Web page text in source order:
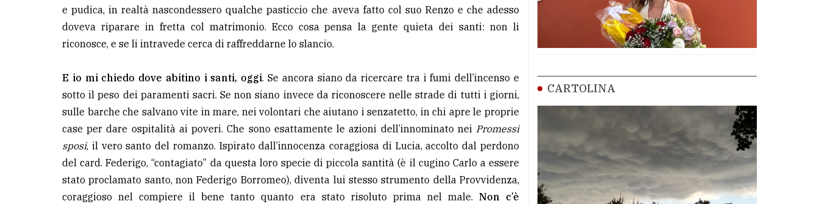
e pudica, in realtà nascondessero qualche pasticcio che aveva fatto col suo Renzo e che adesso
doveva riparare in fretta col matrimonio. Ecco cosa pensa la gente quieta dei santi: non li
riconosce, e se li intravede cerca di raffreddarne lo slancio.
E io mi chiedo dove abitino i santi, oggi. Se ancora siano da ricercare tra i fumi dell’incenso e
sotto il peso dei paramenti sacri. Se non siano invece da riconoscere nelle strade di tutti i giorni,
sulle barche che salvano vite in mare, nei volontari che aiutano i senzatetto, in chi apre le proprie
case per dare ospitalità ai poveri. Che sono esattamente le azioni dell’innominato neiPromessi
sposi, il vero santo del romanzo. Ispirato dall’innocenza coraggiosa di Lucia, accolto dal perdono
del card. Federigo, “contagiato” da questa loro specie di piccola santità (è il cugino Carlo a essere
stato proclamato santo, non Federigo Borromeo), diventa lui stesso strumento della Provvidenza,
coraggioso nel compiere il bene tanto quanto era stato risoluto prima nel male. Non c’è
CARTOLINA